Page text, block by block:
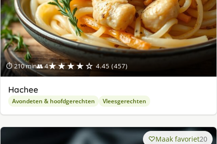
⏱ 210 min👥 4★★★★☆ 4.45 (457)
Hachee
Avondeten & hoofdgerechten Vleesgerechten
Maak favoriet20